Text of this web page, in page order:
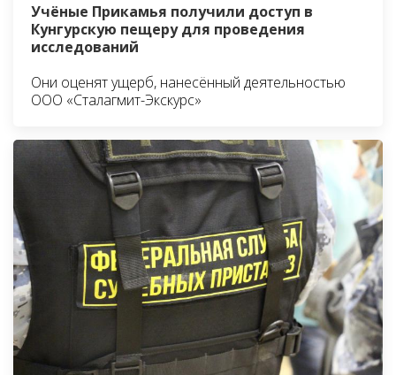
Учёные Прикамья получили доступ в
Кунгурскую пещеру для проведения
исследований
Они оценят ущерб, нанесённый деятельностью
ООО «Сталагмит-Экскурс»